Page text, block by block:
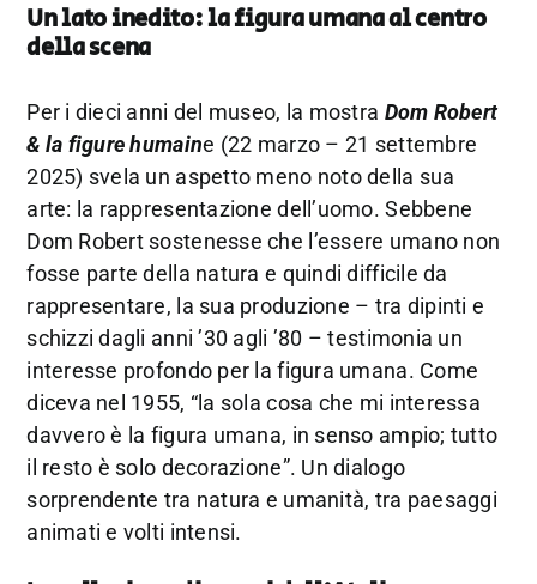
Un lato inedito: la figura umana al centro
della scena
Per i dieci anni del museo, la mostra Dom Robert
& la figure humaine (22 marzo – 21 settembre
2025) svela un aspetto meno noto della sua
arte: la rappresentazione dell’uomo. Sebbene
Dom Robert sostenesse che l’essere umano non
fosse parte della natura e quindi difficile da
rappresentare, la sua produzione – tra dipinti e
schizzi dagli anni ’30 agli ’80 – testimonia un
interesse profondo per la figura umana. Come
diceva nel 1955, “la sola cosa che mi interessa
davvero è la figura umana, in senso ampio; tutto
il resto è solo decorazione”. Un dialogo
sorprendente tra natura e umanità, tra paesaggi
animati e volti intensi.